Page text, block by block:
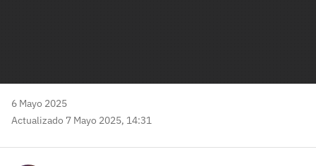
6 Mayo 2025
Actualizado 7 Mayo 2025, 14:31